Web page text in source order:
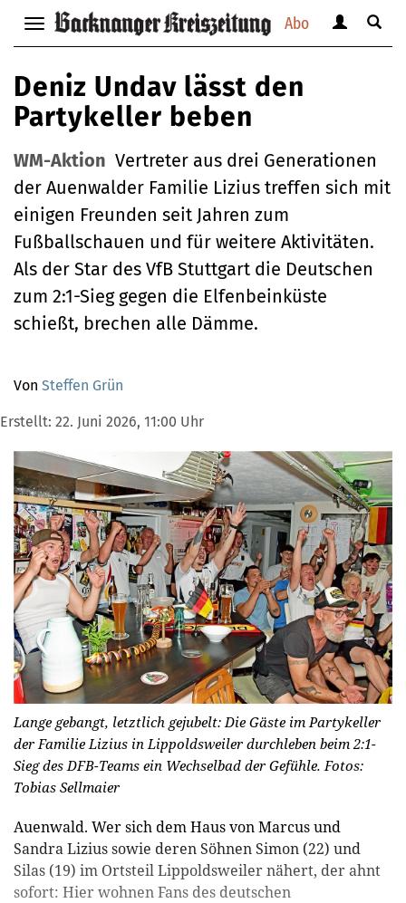
Abo
Navigation
anzeigen
verbergen
anzeigen
Suche
Deniz Undav lässt den
Partykeller beben
WM-Aktion Vertreter aus drei Generationen
der Auenwalder Familie Lizius treffen sich mit
einigen Freunden seit Jahren zum
Fußballschauen und für weitere Aktivitäten.
Als der Star des VfB Stuttgart die Deutschen
zum 2:1-Sieg gegen die Elfenbeinküste
schießt, brechen alle Dämme.
Von Steffen Grün
Erstellt: 22. Juni 2026, 11:00 Uhr
Lange gebangt, letztlich gejubelt: Die Gäste im Partykeller
der Familie Lizius in Lippoldsweiler durchleben beim 2:1-
Sieg des DFB-Teams ein Wechselbad der Gefühle. Fotos:
Tobias Sellmaier
Auenwald. Wer sich dem Haus von Marcus und
Sandra Lizius sowie deren Söhnen Simon (22) und
Silas (19) im Ortsteil Lippoldsweiler nähert, der ahnt
sofort: Hier wohnen Fans des deutschen